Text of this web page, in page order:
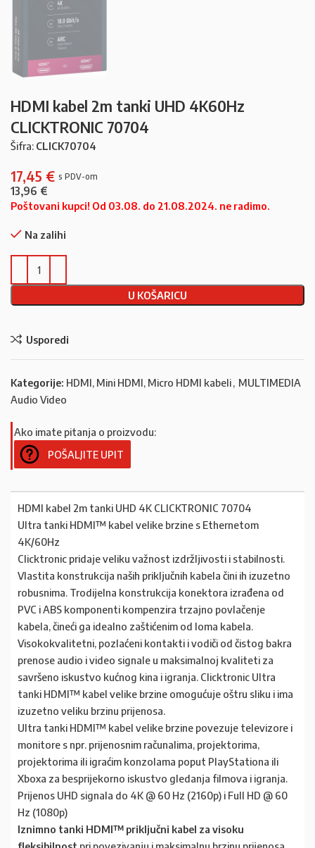
HDMI kabel 2m tanki UHD 4K60Hz
CLICKTRONIC 70704
Šifra: CLICK70704
17,45 €
13,96 €
Poštovani kupci! Od 03.08. do 21.08.2024. ne radimo.
Na zalihi
U KOŠARICU
Usporedi
Kategorije: HDMI, Mini HDMI, Micro HDMI kabeli, MULTIMEDIA
Audio Video
Ako imate pitanja o proizvodu:
POŠALJITE UPIT
HDMI kabel 2m tanki UHD 4K CLICKTRONIC 70704
Ultra tanki HDMI™ kabel velike brzine s Ethernetom
4K/60Hz
Clicktronic pridaje veliku važnost izdržljivosti i stabilnosti.
Vlastita konstrukcija naših priključnih kabela čini ih izuzetno
robusnima. Trodijelna konstrukcija konektora izrađena od
PVC i ABS komponenti kompenzira trzajno povlačenje
kabela, čineći ga idealno zaštićenim od loma kabela.
Visokokvalitetni, pozlaćeni kontakti i vodiči od čistog bakra
prenose audio i video signale u maksimalnoj kvaliteti za
savršeno iskustvo kućnog kina i igranja. Clicktronic Ultra
tanki HDMI™ kabel velike brzine omogućuje oštru sliku i ima
izuzetno veliku brzinu prijenosa.
Ultra tanki HDMI™ kabel velike brzine povezuje televizore i
monitore s npr. prijenosnim računalima, projektorima,
projektorima ili igraćim konzolama poput PlayStationa ili
Xboxa za besprijekorno iskustvo gledanja filmova i igranja.
Prijenos UHD signala do 4K @ 60 Hz (2160p) i Full HD @ 60
Hz (1080p)
Iznimno tanki HDMI™ priključni kabel za visoku